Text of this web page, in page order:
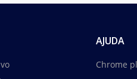
AJUDA
Chrome